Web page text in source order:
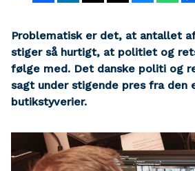
Problematisk er det, at antallet
stiger så hurtigt, at politiet og
følge med. Det danske politi og
sagt under stigende pres fra den
butikstyverier.